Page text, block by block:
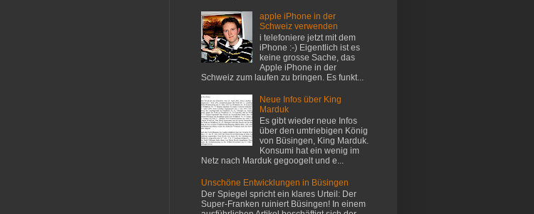
apple iPhone in der
Schweiz verwenden
i telefoniere jetzt mit dem
iPhone :-) Eigentlich ist es
keine grosse Sache, das
Apple iPhone in der
Schweiz zum laufen zu bringen. Es funkt...
Neue Infos über King
Marduk
Es gibt wieder neue Infos
über den umtriebigen König
von Büsingen, King Marduk.
Konsumi hat ein wenig im
Netz nach Marduk gegoogelt und e...
Unschöne Entwicklungen in Büsingen
Der Spiegel spricht ein klares Urteil: Der
Super-Franken ruiniert Büsingen! In einem